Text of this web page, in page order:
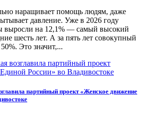
наращивает помощь людям, даже
давление. Уже в 2026 году
выросли на 12,1% — самый высокий
шесть лет. А за пять лет совокупный
Это значит,...
партийный проект «Женское движение